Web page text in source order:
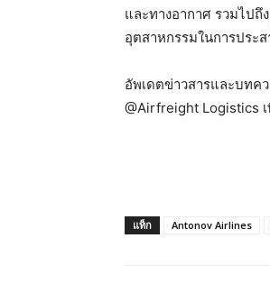
และทางอากาศ รวมไป
อุตสาหกรรมในการประ
อัพเดตข่าวสารและบทค
@Airfreight Logistics เ
แท็ก Antonov Airlines